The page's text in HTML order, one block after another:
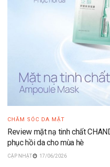
CHĂM SÓC DA MẶT
Review mặt nạ tinh chất
phục hồi da cho mùa hè
17/06/2026